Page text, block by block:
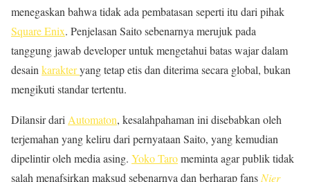
menegaskan bahwa tidak ada pembatasan seperti itu dari pihak
Square Enix. Penjelasan Saito sebenarnya merujuk pada
tanggung jawab developer untuk mengetahui batas wajar dalam
desain karakteryang tetap etis dan diterima secara global, bukan
mengikuti standar tertentu.
Dilansir dari Automaton, kesalahpahaman ini disebabkan oleh
terjemahan yang keliru dari pernyataan Saito, yang kemudian
dipelintir oleh media asing. Yoko Taromeminta agar publik tidak
salah menafsirkan maksud sebenarnya dan berharap fans Nier